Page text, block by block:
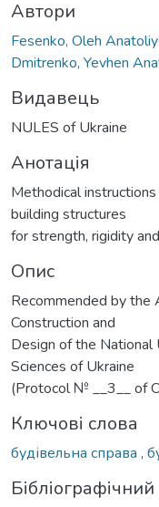
Автори
Fesenko, Оleh
Dmitrenko, Yevhen
Видавець
NULES of Ukraine
Анотація
Methodical
building structures
for strength, rigidity
Опис
Recommended by the
Construction and
Design of the National
Sciences of Ukraine
(Protocol № __3__ of
Ключові слова
будівельна справа ,